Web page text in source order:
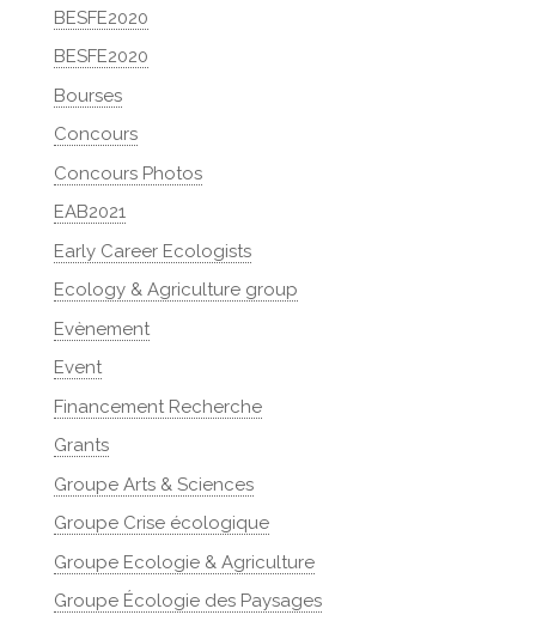
BESFE2020
BESFE2020
Bourses
Concours
Concours Photos
EAB2021
Early Career Ecologists
Ecology & Agriculture group
Evènement
Event
Financement Recherche
Grants
Groupe Arts & Sciences
Groupe Crise écologique
Groupe Ecologie & Agriculture
Groupe Écologie des Paysages